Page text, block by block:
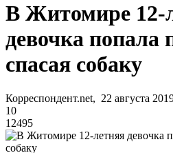
В Житомире 12-
девочка попала
спасая собаку
Корреспондент.net, 22 августа
10
12495